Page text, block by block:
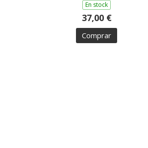
En stock
37,00 €
Comprar